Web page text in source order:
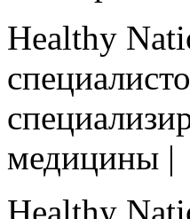
Healthy
медицины |